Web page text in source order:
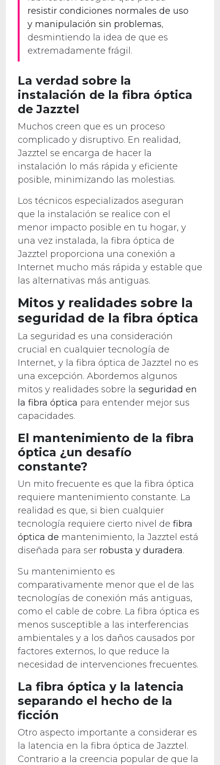
resistir condiciones normales de uso
y manipulación sin problemas,
desmintiendo la idea de que es
extremadamente frágil.
La verdad sobre la
instalación de la fibra óptica
de Jazztel
Muchos creen que es un proceso
complicado y disruptivo. En realidad,
Jazztel se encarga de hacer la
instalación lo más rápida y eficiente
posible, minimizando las molestias.
Los técnicos especializados aseguran
que la instalación se realice con el
menor impacto posible en tu hogar, y
una vez instalada, la fibra óptica de
Jazztel proporciona una conexión a
Internet mucho más rápida y estable que
las alternativas más antiguas.
Mitos y realidades sobre la
seguridad de la fibra óptica
La seguridad es una consideración
crucial en cualquier tecnología de
Internet, y la fibra óptica de Jazztel no es
una excepción. Abordemos algunos
mitos y realidades sobre la seguridad en
la fibra óptica para entender mejor sus
capacidades.
El mantenimiento de la fibra
óptica ¿un desafío
constante?
Un mito frecuente es que la fibra óptica
requiere mantenimiento constante. La
realidad es que, si bien cualquier
tecnología requiere cierto nivel de fibra
óptica de mantenimiento, la Jazztel está
diseñada para ser robusta y duradera.
Su mantenimiento es
comparativamente menor que el de las
tecnologías de conexión más antiguas,
como el cable de cobre. La fibra óptica es
menos susceptible a las interferencias
ambientales y a los daños causados por
factores externos, lo que reduce la
necesidad de intervenciones frecuentes.
La fibra óptica y la latencia
separando el hecho de la
ficción
Otro aspecto importante a considerar es
la latencia en la fibra óptica de Jazztel.
Contrario a la creencia popular de que la